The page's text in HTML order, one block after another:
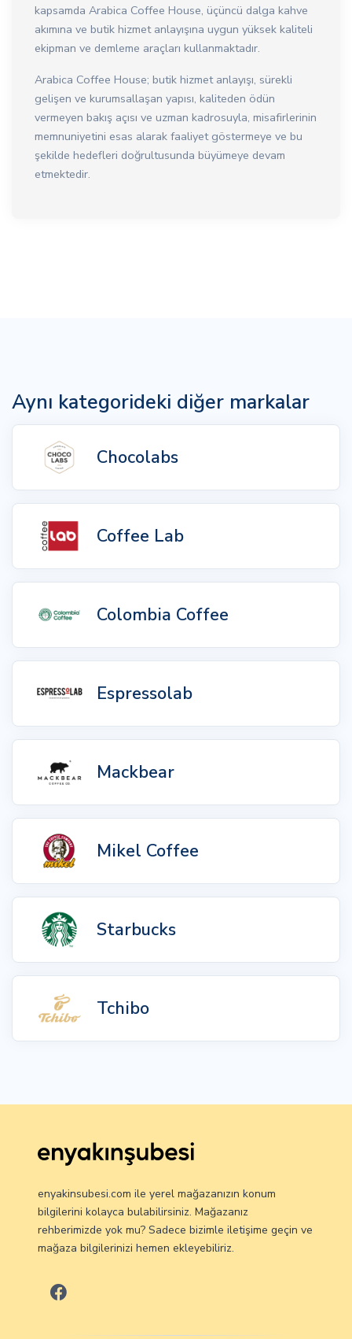
kapsamda Arabica Coffee House, üçüncü dalga kahve
akımına ve butik hizmet anlayışına uygun yüksek kaliteli
ekipman ve demleme araçları kullanmaktadır.
Arabica Coffee House; butik hizmet anlayışı, sürekli
gelişen ve kurumsallaşan yapısı, kaliteden ödün
vermeyen bakış açısı ve uzman kadrosuyla, misafirlerinin
memnuniyetini esas alarak faaliyet göstermeye ve bu
şekilde hedefleri doğrultusunda büyümeye devam
etmektedir.
Aynı kategorideki diğer markalar
Chocolabs
Coffee Lab
Colombia Coffee
Espressolab
Mackbear
Mikel Coffee
Starbucks
Tchibo
enyakinsubesi.com ile yerel mağazanızın konum
bilgilerini kolayca bulabilirsiniz. Mağazanız
rehberimizde yok mu? Sadece bizimle iletişime geçin ve
mağaza bilgilerinizi hemen ekleyebiliriz.